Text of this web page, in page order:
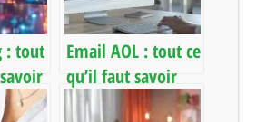
: tout
Email AOL : tout ce
qu’il faut savoir
pour gérer votre